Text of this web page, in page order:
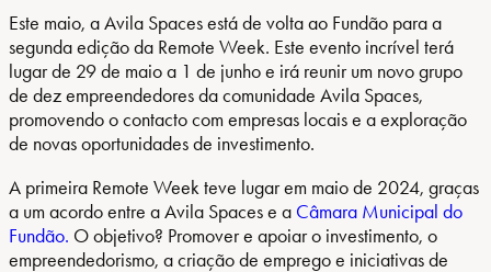
Este maio, a Avila Spaces está de volta ao Fundão para a
segunda edição da Remote Week. Este evento incrível terá
lugar de 29 de maio a 1 de junho e irá reunir um novo grupo
de dez empreendedores da comunidade Avila Spaces,
promovendo o contacto com empresas locais e a exploração
de novas oportunidades de investimento.
A primeira Remote Week teve lugar em maio de 2024, graças
a um acordo entre a Avila Spaces e a Câmara Municipal do
Fundão. O objetivo? Promover e apoiar o investimento, o
empreendedorismo, a criação de emprego e iniciativas de